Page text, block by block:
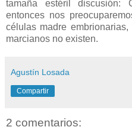
tamaña estéril discusión:
entonces nos
células madre
marcianos no existen.
Agustín Losada
Compartir
2 comentarios: